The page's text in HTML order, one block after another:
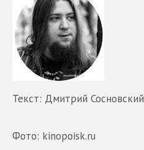
Текст: Дмитрий Сосновский
Фото: kinopoisk.ru